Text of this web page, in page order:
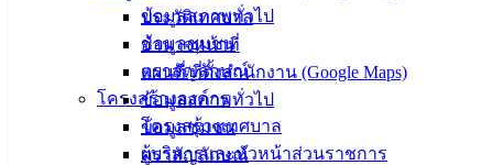
ข้อมูลสภาพทั่วไป
ข้อมูลชุมชน
ตราสัญลักษณ์
โครงสร้างองค์กร
โครงสร้างเทศบาล
ผู้บริหารและหัวหน้าส่วนราชการ
ประวัติเทศบาล
อำนาจหน้าที่
แผนที่/ที่ตั้งสำนักงาน (Google Maps)
ข้อมูลสภาพทั่วไป
ข้อมูลชุมชน
ตราสัญลักษณ์
มกราคม 2, 2025 มกราคม 15, 2025
#สวัสดีปีใหม่กับงานใหม่
ยินดีต้อนรับข้าราชการโอน/ย้าย มาปฏิบัติราชการที่เทศบาล